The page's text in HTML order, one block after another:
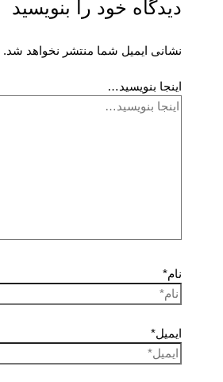
دیدگاه‌ خود را بنویسید
نشانی ایمیل شما منتشر نخواهد شد.
اینجا بنویسید…
نام*
ایمیل*